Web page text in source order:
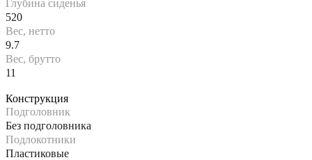
Глубина сиденья
520
Вес, нетто
9.7
Вес, брутто
11
Конструкция
Подголовник
Без подголовника
Подлокотники
Пластиковые